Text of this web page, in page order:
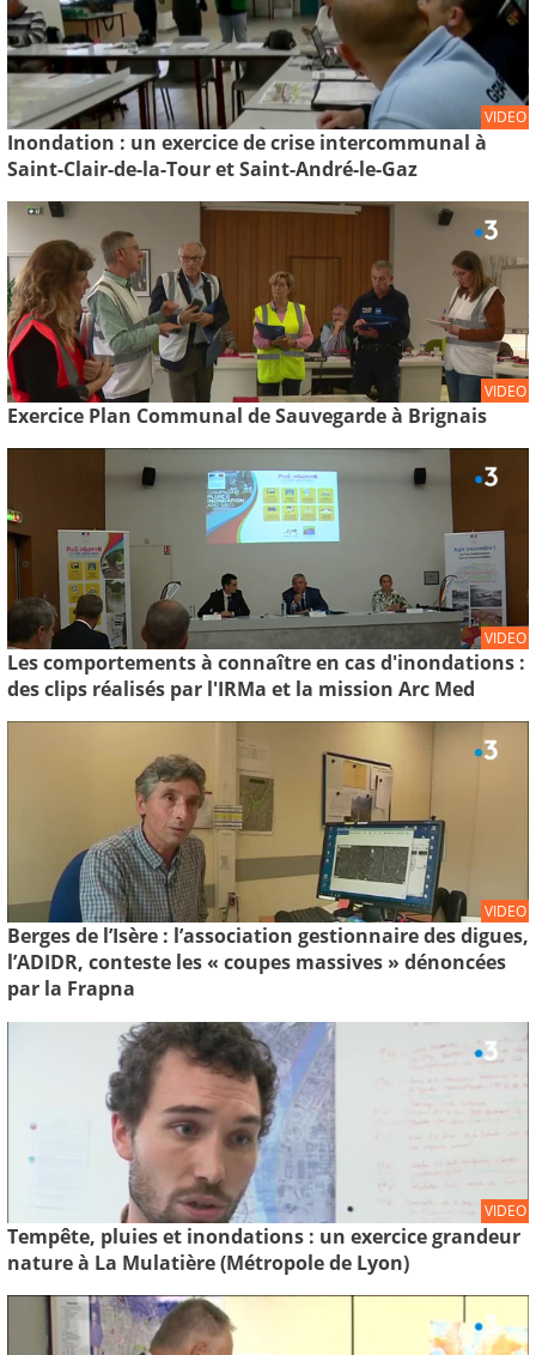
VIDEO
Inondation : un exercice de crise intercommunal à
Saint-Clair-de-la-Tour et Saint-André-le-Gaz
VIDEO
Exercice Plan Communal de Sauvegarde à Brignais
VIDEO
Les comportements à connaître en cas d'inondations :
des clips réalisés par l'IRMa et la mission Arc Med
VIDEO
Berges de l’Isère : l’association gestionnaire des digues,
l’ADIDR, conteste les « coupes massives » dénoncées
par la Frapna
VIDEO
Tempête, pluies et inondations : un exercice grandeur
nature à La Mulatière (Métropole de Lyon)